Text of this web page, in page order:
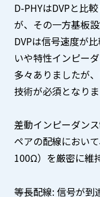
D-PHYはDVPと比
が、その一方基板
DVPは信号速度が
いや特性インピー
多々ありましたが
技術が必須となりま
差動インピーダン
ペアの配線におい
100Ω）を厳密に維
等長配線: 信号が到